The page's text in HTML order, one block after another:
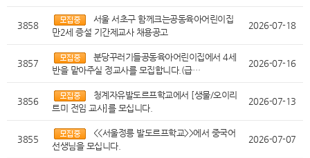
3858
서울 서초구 함께크는공동육아어린이집
만2세 증설 기간제교사 채용공고
2026-07-18
3857
분당꾸러기들공동육아어린이집에서 4세
반을 맡아주실 정교사를 모집합니다.(급…
2026-07-16
3856
청계자유발도르프학교에서 [생물/오이리
트미 전임 교사]를 모십니다.
2026-07-13
3855
<<서울정릉 발도르프학교>>에서 중국어
선생님을 모십니다.
2026-07-07